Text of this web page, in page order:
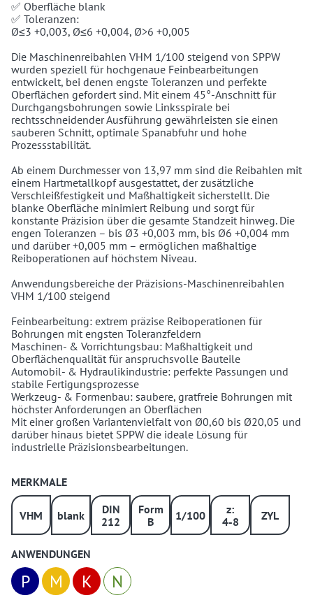
✅ Oberfläche blank
✅ Toleranzen:
Ø≤3 +0,003, Ø≤6 +0,004, Ø>6 +0,005
Die Maschinenreibahlen VHM 1/100 steigend von SPPW
wurden speziell für hochgenaue Feinbearbeitungen
entwickelt, bei denen engste Toleranzen und perfekte
Oberflächen gefordert sind. Mit einem 45°-Anschnitt für
Durchgangsbohrungen sowie Linksspirale bei
rechtsschneidender Ausführung gewährleisten sie einen
sauberen Schnitt, optimale Spanabfuhr und hohe
Prozessstabilität.
Ab einem Durchmesser von 13,97 mm sind die Reibahlen mit
einem Hartmetallkopf ausgestattet, der zusätzliche
Verschleißfestigkeit und Maßhaltigkeit sicherstellt. Die
blanke Oberfläche minimiert Reibung und sorgt für
konstante Präzision über die gesamte Standzeit hinweg. Die
engen Toleranzen – bis Ø3 +0,003 mm, bis Ø6 +0,004 mm
und darüber +0,005 mm – ermöglichen maßhaltige
Reiboperationen auf höchstem Niveau.
Anwendungsbereiche der Präzisions-Maschinenreibahlen
VHM 1/100 steigend
Feinbearbeitung: extrem präzise Reiboperationen für
Bohrungen mit engsten Toleranzfeldern
Maschinen- & Vorrichtungsbau: Maßhaltigkeit und
Oberflächenqualität für anspruchsvolle Bauteile
Automobil- & Hydraulikindustrie: perfekte Passungen und
stabile Fertigungsprozesse
Werkzeug- & Formenbau: saubere, gratfreie Bohrungen mit
höchster Anforderungen an Oberflächen
Mit einer großen Variantenvielfalt von Ø0,60 bis Ø20,05 und
darüber hinaus bietet SPPW die ideale Lösung für
industrielle Präzisionsbearbeitungen.
MERKMALE
VHM blank
DIN
212
Form
B
1/100
z:
4-8
ZYL
ANWENDUNGEN
P M K N